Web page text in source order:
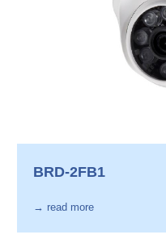
BRD-2FB1
→ read more